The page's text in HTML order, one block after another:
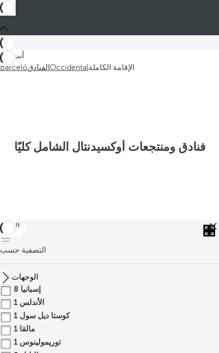
أنت في
Barcelóالفنادق Occidentalالإقامة الكاملة
فنادق ومنتجعات أوكسيدنتال الشامل كليًا
العودة
التصفية حسب
الوجهات
إسبانيا 8
الأندلس 1
كوستا ديل سول 1
مالقا 1
توريمولينوس 1